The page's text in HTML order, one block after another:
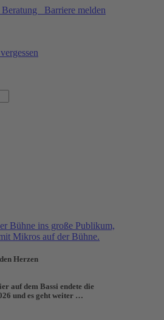
Barriere melden
Herzen
auf dem Bassi endete die
und es geht weiter …